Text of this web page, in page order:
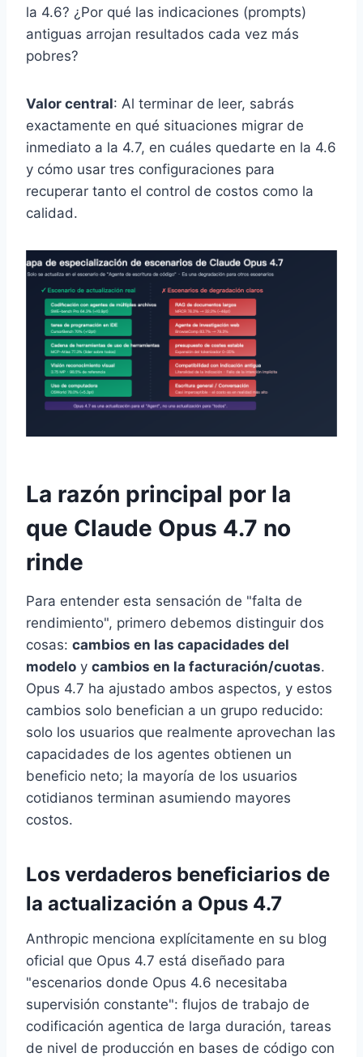
la 4.6? ¿Por qué las indicaciones (prompts)
antiguas arrojan resultados cada vez más
pobres?
Valor central: Al terminar de leer, sabrás
exactamente en qué situaciones migrar de
inmediato a la 4.7, en cuáles quedarte en la 4.6
y cómo usar tres configuraciones para
recuperar tanto el control de costos como la
calidad.
La razón principal por la
que Claude Opus 4.7 no
rinde
Para entender esta sensación de "falta de
rendimiento", primero debemos distinguir dos
cosas: cambios en las capacidades del
modelo y cambios en la facturación/cuotas.
Opus 4.7 ha ajustado ambos aspectos, y estos
cambios solo benefician a un grupo reducido:
solo los usuarios que realmente aprovechan las
capacidades de los agentes obtienen un
beneficio neto; la mayoría de los usuarios
cotidianos terminan asumiendo mayores
costos.
Los verdaderos beneficiarios de
la actualización a Opus 4.7
Anthropic menciona explícitamente en su blog
oficial que Opus 4.7 está diseñado para
"escenarios donde Opus 4.6 necesitaba
supervisión constante": flujos de trabajo de
codificación agentica de larga duración, tareas
de nivel de producción en bases de código con